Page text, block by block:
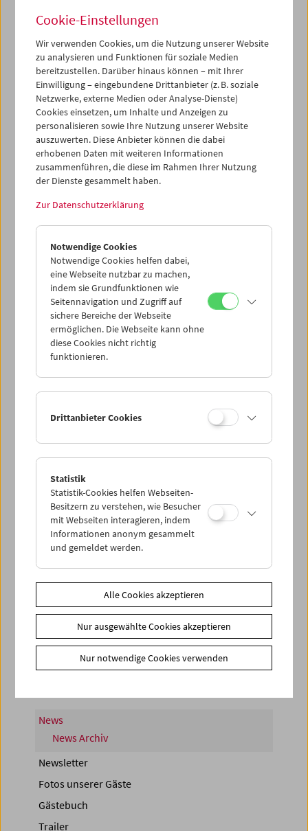
des gewohnten Programmhefts gibt es eine erste
Sie enthält die für Winter 2020/21 geplanten
Vorführungen – die Spieltermine werden erst fixiert,
sobald klar ist, dass (und wann) wir unsere Kinopforten
wieder öffnen können; annonciert werden sie dann hier
online. Falls zeitlich machbar, werden wir auch einen
gedruckten Spielplan nachreichen. Ob alle
angekündigten Filme gezeigt werden können, lässt sich
derzeit leider nicht garantieren.
Programmheft-PDF
< zurück zur Übersicht
Share on
News
News Archiv
Newsletter
Fotos unserer Gäste
Gästebuch
Trailer
Cookie-Einstellungen
Wir verwenden Cookies, um die Nutzung unserer Website
zu analysieren und Funktionen für soziale Medien
bereitzustellen. Darüber hinaus können – mit Ihrer
Einwilligung – eingebundene Drittanbieter (z. B. soziale
Netzwerke, externe Medien oder Analyse-Dienste)
Cookies einsetzen, um Inhalte und Anzeigen zu
personalisieren sowie Ihre Nutzung unserer Website
auszuwerten. Diese Anbieter können die dabei
erhobenen Daten mit weiteren Informationen
zusammenführen, die diese im Rahmen Ihrer Nutzung
der Dienste gesammelt haben.
Zur Datenschutzerklärung
Notwendige Cookies
Notwendige Cookies helfen dabei,
eine Webseite nutzbar zu machen,
indem sie Grundfunktionen wie
Seitennavigation und Zugriff auf
sichere Bereiche der Webseite
ermöglichen. Die Webseite kann ohne
diese Cookies nicht richtig
funktionieren.
Drittanbieter Cookies
Statistik
Statistik-Cookies helfen Webseiten-
Besitzern zu verstehen, wie Besucher
mit Webseiten interagieren, indem
Informationen anonym gesammelt
und gemeldet werden.
Alle Cookies akzeptieren
Nur ausgewählte Cookies akzeptieren
Nur notwendige Cookies verwenden